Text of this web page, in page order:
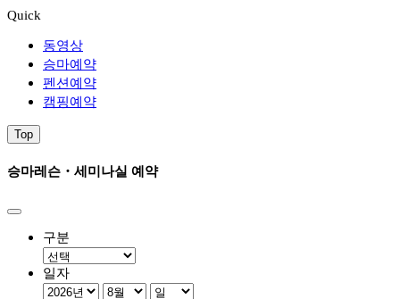
Quick
동영상
승마예약
펜션예약
캠핑예약
Top
승마레슨・세미나실 예약
구분
일자